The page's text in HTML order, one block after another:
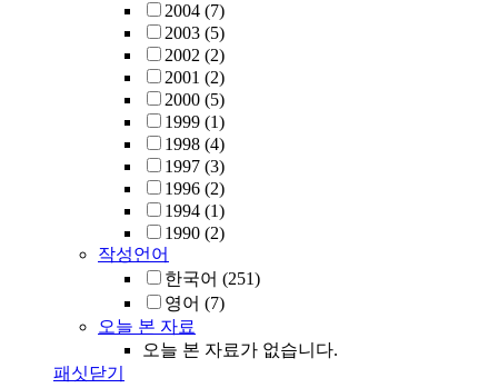
2004 (7)
2003 (5)
2002 (2)
2001 (2)
2000 (5)
1999 (1)
1998 (4)
1997 (3)
1996 (2)
1994 (1)
1990 (2)
작성언어
한국어 (251)
영어 (7)
오늘 본 자료
오늘 본 자료가 없습니다.
패싯닫기